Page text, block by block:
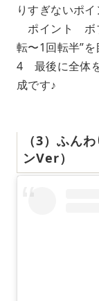
りすぎないポイ
ポイント ボ
転〜1回転半”を
4 最後に全体
成です♪
（3）ふん
ンVer）